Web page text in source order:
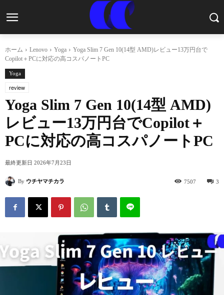
ホーム Lenovo Yoga
Yoga Slim 7 Gen 10(14型 AMD)レビュー13万円台で
Copilot＋PCに対応の高コスパノートPC
Yoga
review
Yoga Slim 7 Gen 10(14型 AMD)
レビュー13万円台でCopilot＋
PCに対応の高コスパノートPC
最終更新日 2026年7月23日
By ウチヤマチカラ 3
7507